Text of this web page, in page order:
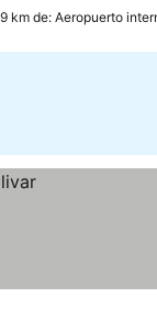
km de: Aeropuerto